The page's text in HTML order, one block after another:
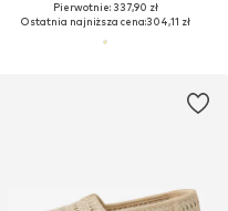
Pierwotnie: 337,90 zł
Ostatnia najniższa cena:304,11 zł